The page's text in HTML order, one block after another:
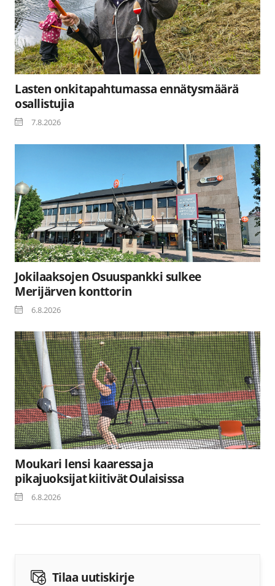
Lasten onkitapahtumassa ennätysmäärä
osallistujia
7.8.2026
Jokilaaksojen Osuuspankki sulkee
Merijärven konttorin
6.8.2026
Moukari lensi kaaressa ja
pikajuoksijat kiitivät Oulaisissa
6.8.2026
Tilaa uutiskirje